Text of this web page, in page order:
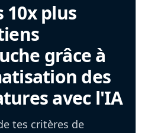
10x plus
grâce à
des
avec l'IA
tes critères de